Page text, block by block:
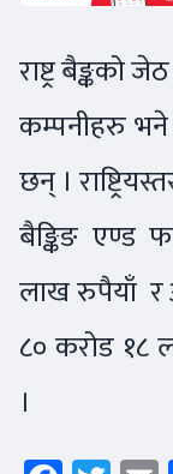
राष्ट्र बैङ्कको
कम्पनीहरु भने
छन् ।
बैङ्किङ एण्ड
लाख रुपैयाँ र
८० करोड १८
।